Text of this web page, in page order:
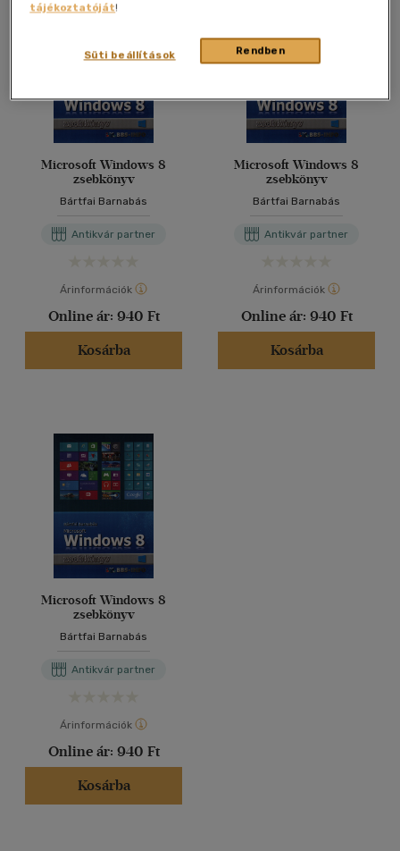
Microsoft Windows 8
zsebkönyv
Bártfai Barnabás
Antikvár partner
Árinformációk
Online ár: 940 Ft
Kosárba
Microsoft Windows 8
zsebkönyv
Bártfai Barnabás
Antikvár partner
Árinformációk
Online ár: 940 Ft
Kosárba
Microsoft Windows 8
zsebkönyv
Bártfai Barnabás
Antikvár partner
Árinformációk
Online ár: 940 Ft
Kosárba
tájékoztatóját!
Rendben
Süti beállítások